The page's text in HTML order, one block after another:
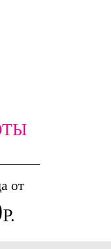
от
Р.